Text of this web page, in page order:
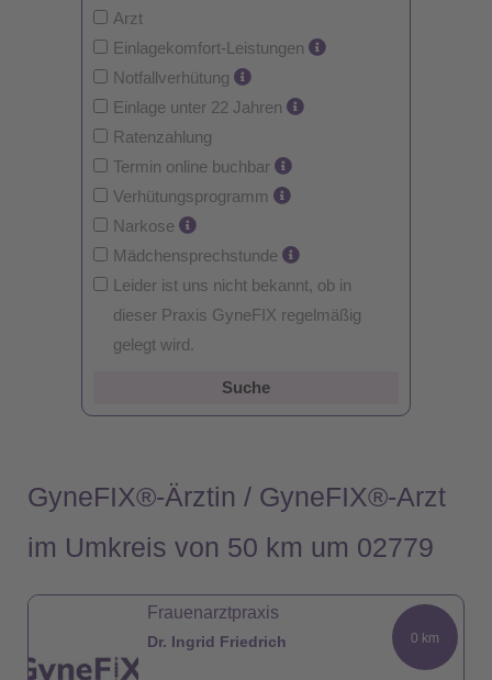
Arzt
Einlagekomfort-Leistungen
Notfallverhütung
Einlage unter 22 Jahren
Ratenzahlung
Termin online buchbar
Verhütungsprogramm
Narkose
Mädchensprechstunde
Leider ist uns nicht bekannt, ob in
dieser Praxis GyneFIX regelmäßig
gelegt wird.
Suche
GyneFIX®-Ärztin / GyneFIX®-Arzt
im Umkreis von 50 km um 02779
Frauenarztpraxis
Dr. Ingrid Friedrich 0 km